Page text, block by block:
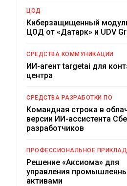
ЦОД
Киберзащищенный
ЦОД от «Датарк» и UDV
СРЕДСТВА КОММУНИКАЦИИ
ИИ-агент targetai для
центра
СРЕДСТВА РАЗРАБОТКИ ПО
Командная строка в
версии ИИ-ассистента
разработчиков
ПРОФЕССИОНАЛЬНОЕ
Решение «Аксиома» для
управления
активами